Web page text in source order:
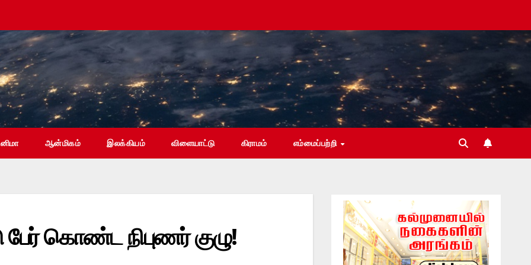
ஆன்மிகம் இலக்கியம் விளையாட்டு கிராமம் எம்மைப்பற்றி
பேர் கொண்ட நிபுணர் குழு!